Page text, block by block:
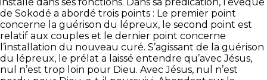
de Sokodé a abordé trois points : Le premier point
concerne la guérison du lépreux, le second point est
relatif aux couples et le dernier point concerne
l’installation du nouveau curé. S’agissant de la guérison
du lépreux, le prélat a laissé entendre qu’avec Jésus,
nul n’est trop loin pour Dieu. Avec Jésus, nul n’est